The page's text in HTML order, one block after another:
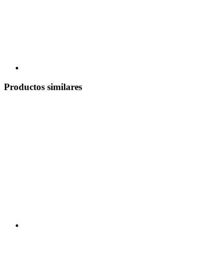
Productos similares